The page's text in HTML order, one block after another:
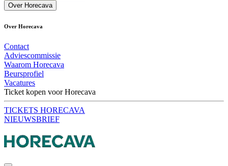
Over Horecava
Over Horecava
Contact
Adviescommissie
Waarom Horecava
Beursprofiel
Vacatures
Ticket kopen voor Horecava
TICKETS HORECAVA
NIEUWSBRIEF